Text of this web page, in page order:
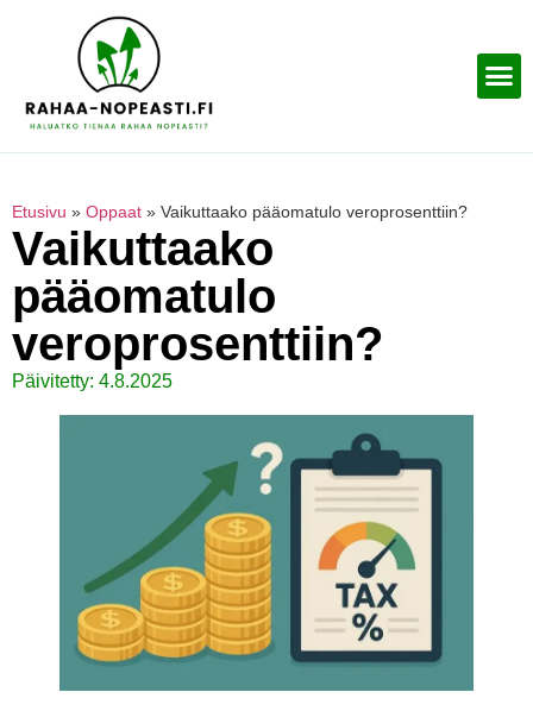
Etusivu » Oppaat » Vaikuttaako pääomatulo veroprosenttiin?
Vaikuttaako
pääomatulo
veroprosenttiin?
Päivitetty: 4.8.2025